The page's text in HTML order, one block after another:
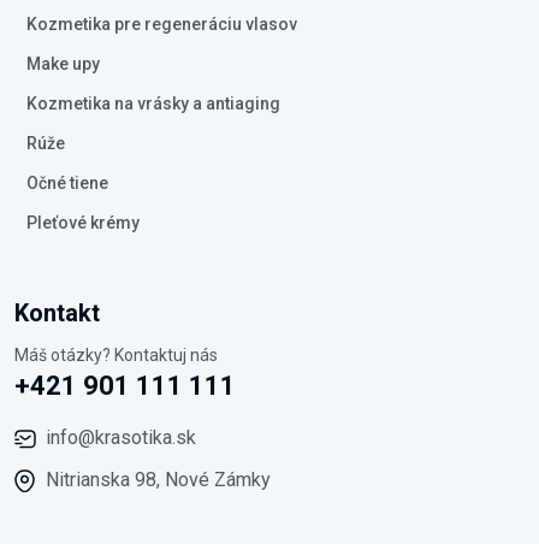
Kozmetika pre regeneráciu vlasov
Make upy
Kozmetika na vrásky a antiaging
Rúže
Očné tiene
Pleťové krémy
Kontakt
Máš otázky? Kontaktuj nás
+421 901 111 111
info@krasotika.sk
Nitrianska 98, Nové Zámky